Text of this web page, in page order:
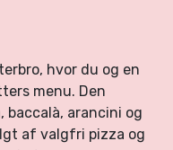
hvor du og en
menu. Den
baccalà, arancini og
af valgfri pizza og